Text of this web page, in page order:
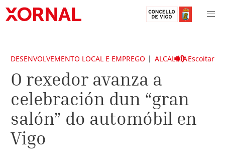
Escoitar
DESENVOLVEMENTO LOCAL E EMPREGO ALCALDÍA
O rexedor avanza a
celebración dun “gran
salón” do automóbil en
Vigo